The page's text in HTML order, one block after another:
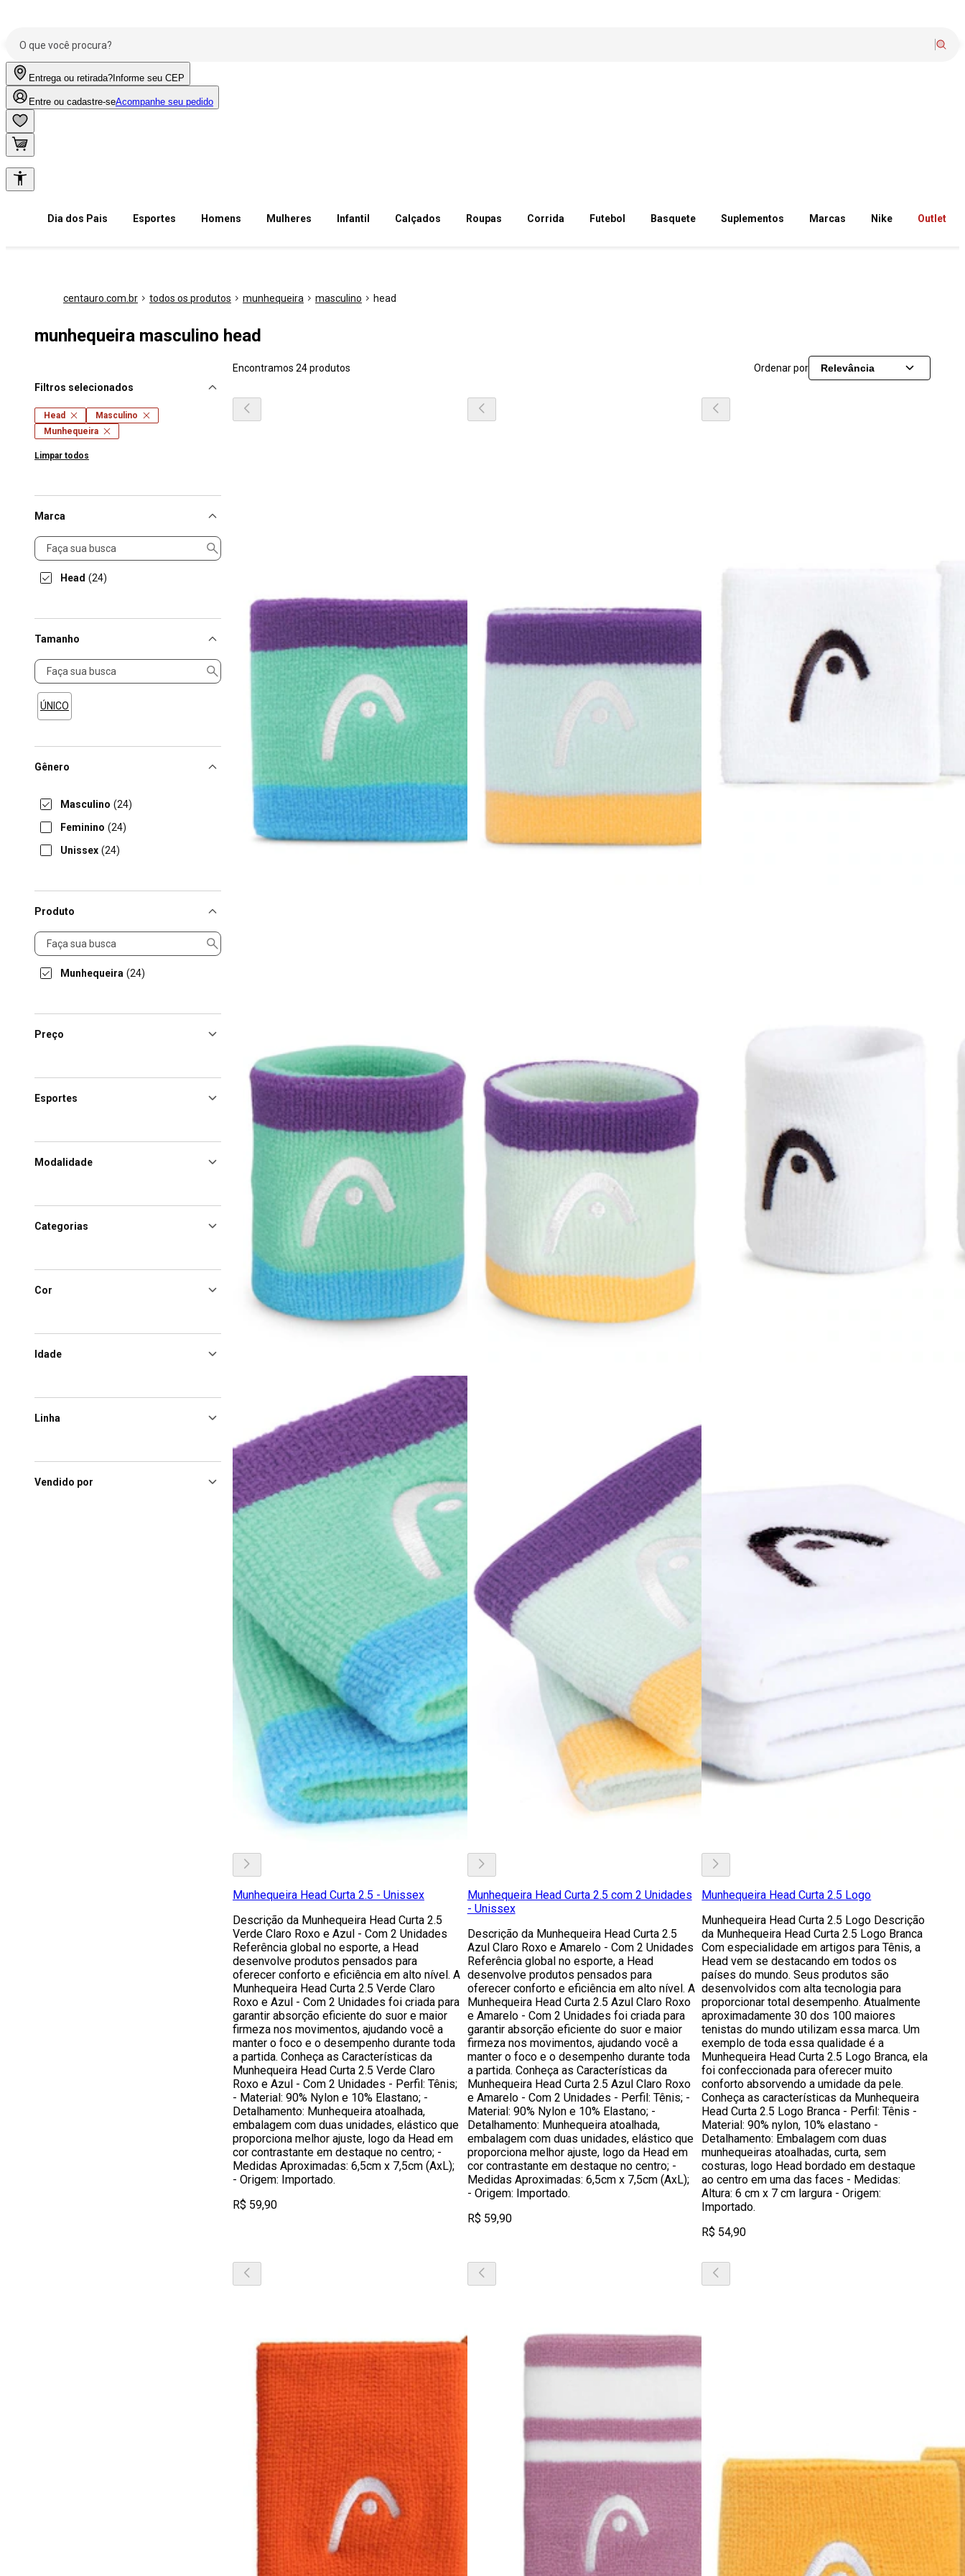
Entrega ou retirada? Informe seu CEP
Entre ou cadastre-seAcompanhe seu pedido
Dia dos Pais Esportes Homens Mulheres Infantil Calçados Roupas Corrida Futebol Basquete Suplementos Marcas Nike Outlet
centauro.com.br todos os produtos munhequeira masculino head
munhequeira masculino head
Filtros selecionados
Head
Masculino
Munhequeira
Limpar todos
Marca
Marca
Head (24)
Tamanho
Tamanho
ÚNICO
Gênero
Masculino (24)
Feminino (24)
Unissex (24)
Produto
Produto
Munhequeira (24)
Preço
Esportes
Modalidade
Categorias
Cor
Idade
Linha
Vendido por
Encontramos 24 produtos Ordenar por Relevância
Munhequeira Head Curta 2.5 - Unissex
Descrição da Munhequeira Head Curta 2.5
Verde Claro Roxo e Azul - Com 2 Unidades
Referência global no esporte, a Head
desenvolve produtos pensados para
oferecer conforto e eficiência em alto nível. A
Munhequeira Head Curta 2.5 Verde Claro
Roxo e Azul - Com 2 Unidades foi criada para
garantir absorção eficiente do suor e maior
firmeza nos movimentos, ajudando você a
manter o foco e o desempenho durante toda
a partida. Conheça as Características da
Munhequeira Head Curta 2.5 Verde Claro
Roxo e Azul - Com 2 Unidades - Perfil: Tênis;
- Material: 90% Nylon e 10% Elastano; -
Detalhamento: Munhequeira atoalhada,
embalagem com duas unidades, elástico que
proporciona melhor ajuste, logo da Head em
cor contrastante em destaque no centro; -
Medidas Aproximadas: 6,5cm x 7,5cm (AxL);
- Origem: Importado.
R$ 59,90
Munhequeira Head Curta 2.5 com 2 Unidades
- Unissex
Descrição da Munhequeira Head Curta 2.5
Azul Claro Roxo e Amarelo - Com 2 Unidades
Referência global no esporte, a Head
desenvolve produtos pensados para
oferecer conforto e eficiência em alto nível. A
Munhequeira Head Curta 2.5 Azul Claro Roxo
e Amarelo - Com 2 Unidades foi criada para
garantir absorção eficiente do suor e maior
firmeza nos movimentos, ajudando você a
manter o foco e o desempenho durante toda
a partida. Conheça as Características da
Munhequeira Head Curta 2.5 Azul Claro Roxo
e Amarelo - Com 2 Unidades - Perfil: Tênis; -
Material: 90% Nylon e 10% Elastano; -
Detalhamento: Munhequeira atoalhada,
embalagem com duas unidades, elástico que
proporciona melhor ajuste, logo da Head em
cor contrastante em destaque no centro; -
Medidas Aproximadas: 6,5cm x 7,5cm (AxL);
- Origem: Importado.
R$ 59,90
Munhequeira Head Curta 2.5 Logo
Munhequeira Head Curta 2.5 Logo Descrição
da Munhequeira Head Curta 2.5 Logo Branca
Com especialidade em artigos para Tênis, a
Head vem se destacando em todos os
países do mundo. Seus produtos são
desenvolvidos com alta tecnologia para
proporcionar total desempenho. Atualmente
aproximadamente 30 dos 100 maiores
tenistas do mundo utilizam essa marca. Um
exemplo de toda essa qualidade é a
Munhequeira Head Curta 2.5 Logo Branca, ela
foi confeccionada para oferecer muito
conforto absorvendo a umidade da pele.
Conheça as características da Munhequeira
Head Curta 2.5 Logo Branca - Perfil: Tênis -
Material: 90% nylon, 10% elastano -
Detalhamento: Embalagem com duas
munhequeiras atoalhadas, curta, sem
costuras, logo Head bordado em destaque
ao centro em uma das faces - Medidas:
Altura: 6 cm x 7 cm largura - Origem:
Importado.
R$ 54,90